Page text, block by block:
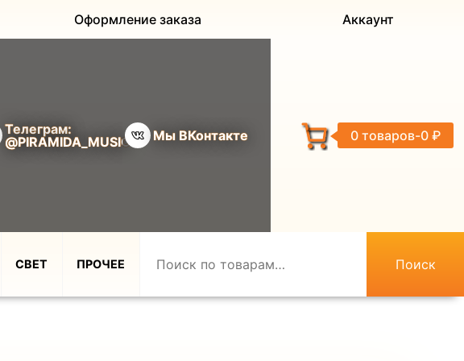
Оформление заказа Аккаунт
Телеграм:
@PIRAMIDA_MUSIC
Мы ВКонтакте 0 товаров 0 ₽
СВЕТ ПРОЧЕЕ Поиск